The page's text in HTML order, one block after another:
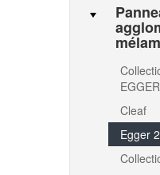
Cleaf
Egger